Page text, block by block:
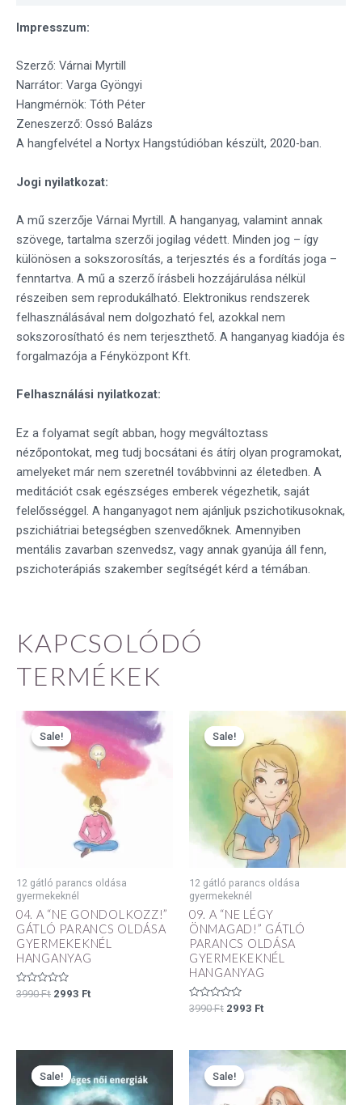
Impresszum:
Szerző: Várnai Myrtill
Narrátor: Varga Gyöngyi
Hangmérnök: Tóth Péter
Zeneszerző: Ossó Balázs
A hangfelvétel a Nortyx Hangstúdióban készült, 2020-ban.
Jogi nyilatkozat:
A mű szerzője Várnai Myrtill. A hanganyag, valamint annak
szövege, tartalma szerzői jogilag védett. Minden jog – így
különösen a sokszorosítás, a terjesztés és a fordítás joga –
fenntartva. A mű a szerző írásbeli hozzájárulása nélkül
részeiben sem reprodukálható. Elektronikus rendszerek
felhasználásával nem dolgozható fel, azokkal nem
sokszorosítható és nem terjeszthető. A hanganyag kiadója és
forgalmazója a Fényközpont Kft.
Felhasználási nyilatkozat:
Ez a folyamat segít abban, hogy megváltoztass
nézőpontokat, meg tudj bocsátani és átírj olyan programokat,
amelyeket már nem szeretnél továbbvinni az életedben. A
meditációt csak egészséges emberek végezhetik, saját
felelősséggel. A hanganyagot nem ajánljuk pszichotikusoknak,
pszichiátriai betegségben szenvedőknek. Amennyiben
mentális zavarban szenvedsz, vagy annak gyanúja áll fenn,
pszichoterápiás szakember segítségét kérd a témában.
KAPCSOLÓDÓ
TERMÉKEK
Sale!
Sale!
12 gátló parancs oldása
gyermekeknél
04. A “NE GONDOLKOZZ!”
GÁTLÓ PARANCS OLDÁSA
GYERMEKEKNÉL
HANGANYAG
Értékelés:
3990Ft
Original
price
was:
3990 Ft.
2993 Ft
price
is:
2993 Ft.
Sale!
Sale!
12 gátló parancs oldása
gyermekeknél
09. A “NE LÉGY
ÖNMAGAD!” GÁTLÓ
PARANCS OLDÁSA
GYERMEKEKNÉL
HANGANYAG
Értékelés:
3990Ft
Original
price
was:
3990 Ft.
2993 Ft
is:
2993 Ft.
Sale!
Sale!price
was:
5990 Ft.
price
is:
4493 Ft.
Sale!
Sale!
Original
price
was:
3990 Ft.
Current
price
is:
2993 Ft.